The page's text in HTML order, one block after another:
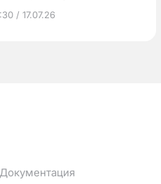
/ 17.07.26
Документация